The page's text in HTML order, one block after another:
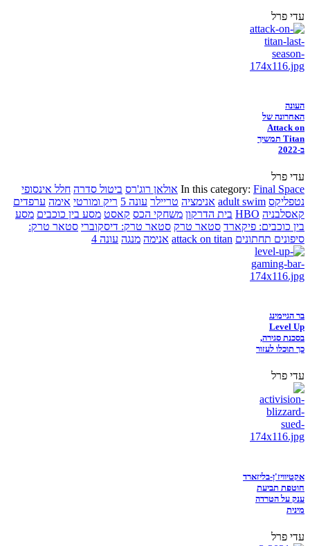
עדי פרל
העונה
האחרונה של
Attack on
Titan תמשיך
ב-2022
עדי פרל
In this category: Final Space אולאן רוג'רס ביטול סדרה חלל אינסופי
נטפליקס adult swim אנימציה טריילר עונה 5 ריק ומורטי אימה ערפדים
קאסלבניה HBO בית הדרקון משחקי הכס קאסט מסע בין כוכבים מסע
בין כוכבים: פיקארד סטאר טרק סטאר טרק: דיסקוברי סטאר טרק:
סיפונים תחתונים attack on titan אנימה מנגה עונה 4
בר הגיימינג
Level Up
בסכנת סגירה,
כך תוכלו לעזור
עדי פרל
אקטיוויז'ן-בליזארד
חוטפת תביעת
ענק על הטרדה
מינית
עדי פרל